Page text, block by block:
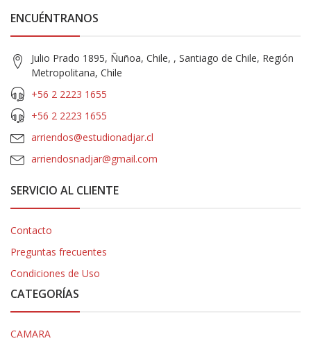
ENCUÉNTRANOS
Julio Prado 1895, Ñuñoa, Chile, , Santiago de Chile, Región
Metropolitana, Chile
+56 2 2223 1655
+56 2 2223 1655
arriendos@estudionadjar.cl
arriendosnadjar@gmail.com
SERVICIO AL CLIENTE
Contacto
Preguntas frecuentes
Condiciones de Uso
CATEGORÍAS
CAMARA